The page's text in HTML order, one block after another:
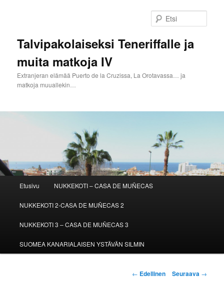
Talvipakolaiseksi Teneriffalle ja
muita matkoja IV
Extranjeran elämää Puerto de la Cruzissa, La Orotavassa… ja
matkoja muuallekin…
Etusivu NUKKEKOTI – CASA DE MUÑECAS
NUKKEKOTI 2-CASA DE MUÑECAS 2
NUKKEKOTI 3 – CASA DE MUÑECAS 3
SUOMEA KANARIALAISEN YSTÄVÄN SILMIN
Artikkelien
← Edellinen Seuraava →